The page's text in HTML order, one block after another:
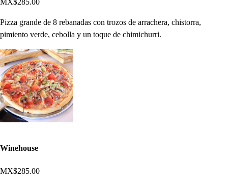
Pizza grande de 8 rebanadas con trozos de arrachera, chistorra,
pimiento verde, cebolla y un toque de chimichurri.
Winehouse
MX$285.00